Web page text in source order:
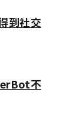
到社交
不